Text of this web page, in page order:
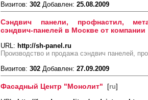
Визитов: 302 Добавлен: 25.08.2009
Сэндвич панели, профнастил,
сэндвич-панелей в Москве от
URL: http://sh-panel.ru
Производство и продажа сэндвич панелей,
Визитов: 302 Добавлен: 27.09.2009
Фасадный Центр "Монолит" [ru]